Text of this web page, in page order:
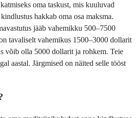
oma taskust, mis kuuluvad
hakkab oma osa maksma.
jääb vahemikku 500–7500
tavaliselt vahemikus 1500–3000 dollarit
võib olla 5000 dollarit ja rohkem. Teie
aastal. Järgmised on näited selle tööst